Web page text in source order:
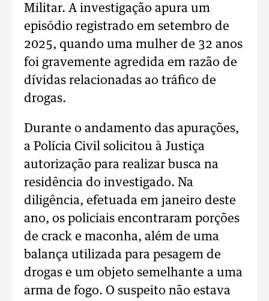
Militar. A investigação apura um
episódio registrado em setembro de
2025, quando uma mulher de 32 anos
foi gravemente agredida em razão de
dívidas relacionadas ao tráfico de
drogas.
Durante o andamento das apurações,
a Polícia Civil solicitou à Justiça
autorização para realizar busca na
residência do investigado. Na
diligência, efetuada em janeiro deste
ano, os policiais encontraram porções
de crack e maconha, além de uma
balança utilizada para pesagem de
drogas e um objeto semelhante a uma
arma de fogo. O suspeito não estava